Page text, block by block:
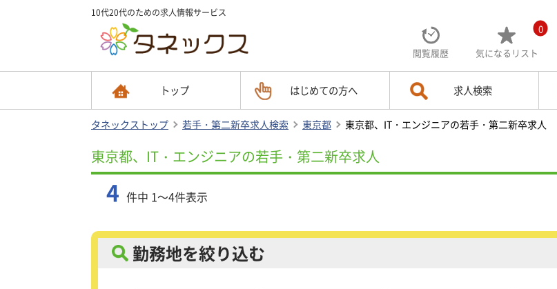
10代20代のための求人情報サービス
閲覧履歴
0
気になる リスト
トップ はじめての方へ 求人検索
タネックストップ 若手・第二新卒求人検索 東京都 東京都、IT・エンジニアの若手・第二新卒求人
東京都、IT・エンジニアの若手・第二新卒求人
4 件中 1～4件表示
勤務地を絞り込む